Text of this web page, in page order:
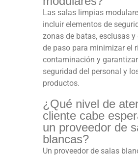
Las salas limpias
incluir elementos de
zonas de batas, esclusas
de paso para minimizar el
contaminación y
seguridad del personal y
productos.
¿Qué nivel de
cliente cabe
un proveedor de
blancas?
Un proveedor de salas